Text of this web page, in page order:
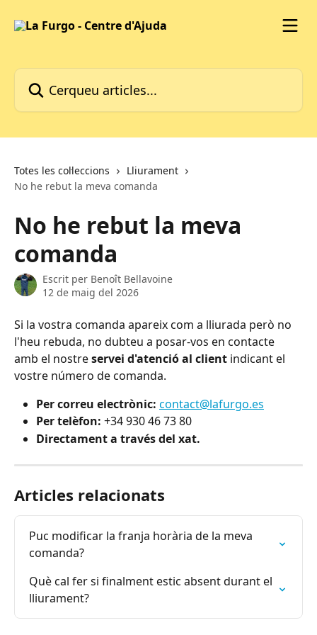
Cerqueu articles...
Totes les col·leccions
Lliurament
No he rebut la meva comanda
No he rebut la meva
comanda
Escrit per Benoît Bellavoine
12 de maig del 2026
Si la vostra comanda apareix com a lliurada però no
l'heu rebuda, no dubteu a posar-vos en contacte
amb el nostre servei d'atenció al client indicant el
vostre número de comanda.
Per correu electrònic: contact@lafurgo.es
Per telèfon: +34 930 46 73 80
Directament a través del xat.
Articles relacionats
Puc modificar la franja horària de la meva
comanda?
Què cal fer si finalment estic absent durant el
lliurament?